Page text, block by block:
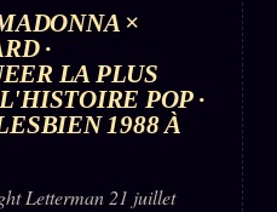
×
·
LA PLUS
POP ·
1988 À
Letterman 21 juillet